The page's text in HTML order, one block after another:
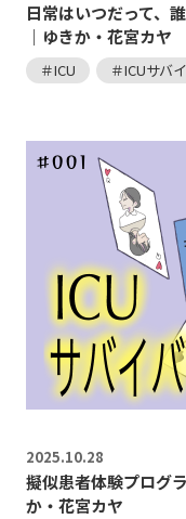
日常はいつだって、
｜ゆきか・花宮カヤ
＃ICU ＃ICUサバ
2025.10.28
擬似患者体験プログ
か・花宮カヤ